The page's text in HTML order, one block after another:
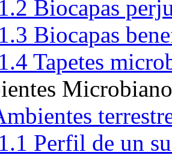
Biocapas
Biocapas
Tapetes
Perfil de un